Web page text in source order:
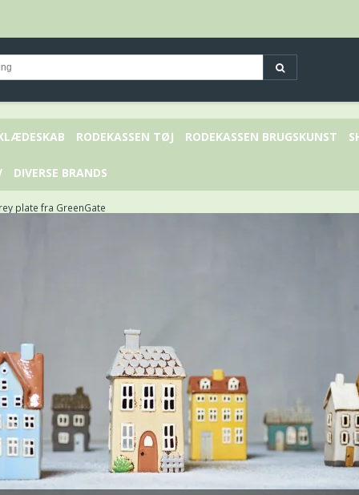
RODEKASSEN TØJ RODEKASSEN BRUGSKUNST
DIVERSE BRANDS
plate fra GreenGate